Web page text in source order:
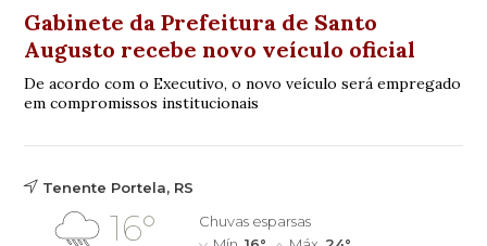
Gabinete da Prefeitura de Santo
Augusto recebe novo veículo oficial
De acordo com o Executivo, o novo veículo será empregado
em compromissos institucionais
Tenente Portela, RS
16°
Chuvas esparsas